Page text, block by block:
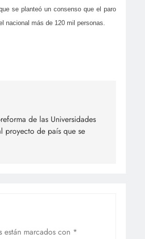
se planteó un consenso que el paro
nacional más de 120 mil personas.
de las Universidades
proyecto de país que se
están marcados con *